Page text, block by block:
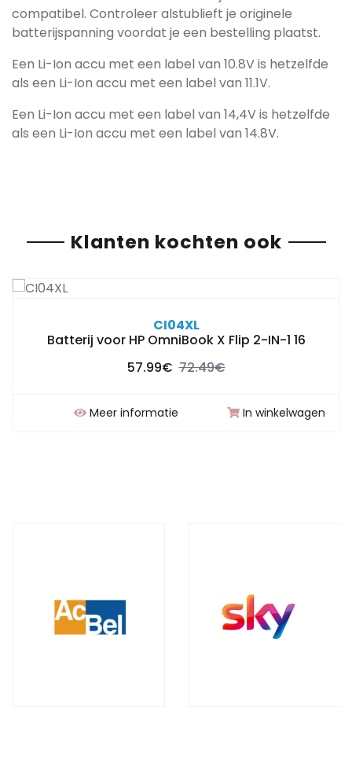
compatibel. Controleer alstublieft je originele
batterijspanning voordat je een bestelling plaatst.
Een Li-Ion accu met een label van 10.8V is hetzelfde
als een Li-Ion accu met een label van 11.1V.
Een Li-Ion accu met een label van 14,4V is hetzelfde
als een Li-Ion accu met een label van 14.8V.
Klanten kochten ook
CI04XL
Batterij voor HP OmniBook X Flip 2-IN-1 16
57.99€ 72.49€
Meer informatie In winkelwagen